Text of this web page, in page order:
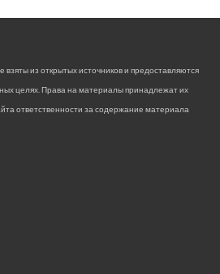
из открытых источников и предоставляются
целях. Права на материалы принадлежат их
ответственности за содержание материала